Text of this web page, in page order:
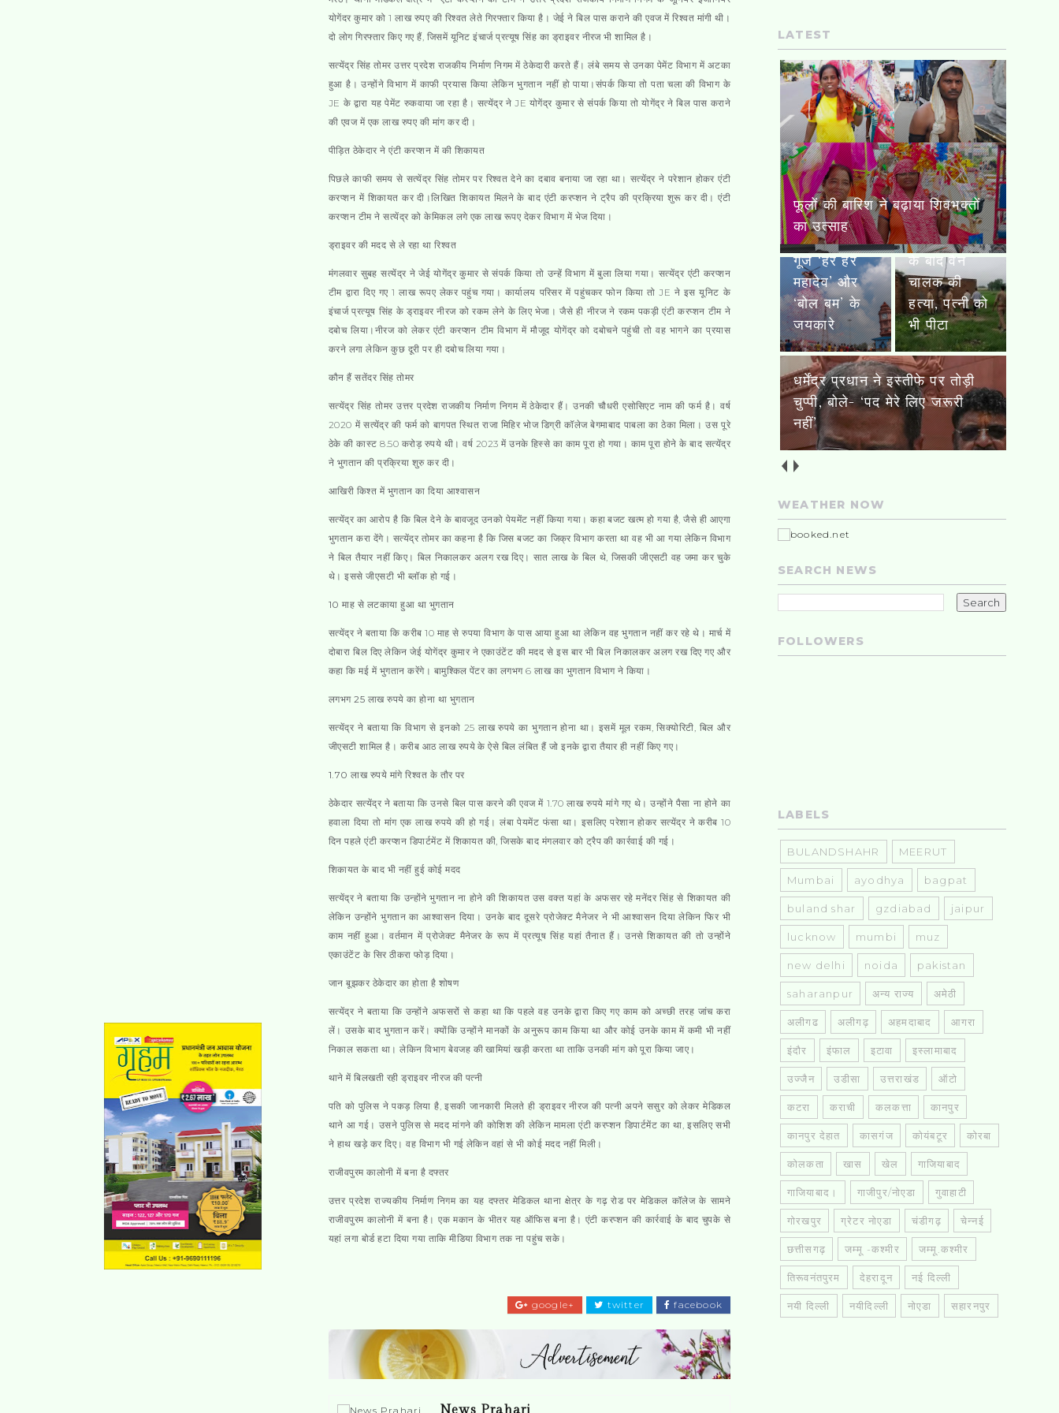
योगेंदर कुमार को 1 लाख रुपए की रिश्वत लेते गिरफ्तार किया है। जेई ने बिल पास कराने की एवज में रिश्वत मांगी थी।
दो लोग गिरफ्तार किए गए हैं, जिसमें यूनिट इंचार्ज प्रत्यूष सिंह का ड्राइवर नीरज भी शामिल है।
सत्येंद्र सिंह तोमर उत्तर प्रदेश राजकीय निर्माण निगम में ठेकेदारी करते हैं। लंबे समय से उनका पेमेंट विभाग में अटका
हुआ है। उन्होंने विभाग में काफी प्रयास किया लेकिन भुगतान नहीं हो पाया।संपर्क किया तो पता चला की विभाग के
JE के द्वारा यह पेमेंट रुकवाया जा रहा है। सत्येंद्र ने JE योगेंद्र कुमार से संपर्क किया तो योगेंद्र ने बिल पास कराने
की एवज में एक लाख रुपए की मांग कर दी।
पीड़ित ठेकेदार ने एंटी करप्शन में की शिकायत
पिछले काफी समय से सत्येंद्र सिंह तोमर पर रिश्वत देने का दबाव बनाया जा रहा था। सत्येंद्र ने परेशान होकर एंटी
करप्शन में शिकायत कर दी।लिखित शिकायत मिलने के बाद एंटी करप्शन ने ट्रैप की प्रक्रिया शुरू कर दी। एंटी
करप्शन टीम ने सत्येंद्र को केमिकल लगे एक लाख रूपए देकर विभाग में भेज दिया।
ड्राइवर की मदद से ले रहा था रिश्वत
मंगलवार सुबह सत्येंद्र ने जेई योगेंद्र कुमार से संपर्क किया तो उन्हें विभाग में बुला लिया गया। सत्येंद्र एंटी करप्शन
टीम द्वारा दिए गए 1 लाख रूपए लेकर पहुंच गया। कार्यालय परिसर में पहुंचकर फोन किया तो JE ने इस यूनिट के
इंचार्ज प्रत्यूष सिंह के ड्राइवर नीरज को रकम लेने के लिए भेजा। जैसे ही नीरज ने रकम पकड़ी एंटी करप्शन टीम ने
दबोच लिया।नीरज को लेकर एंटी करप्शन टीम विभाग में मौजूद योगेंद्र को दबोचने पहुंची तो वह भागने का प्रयास
करने लगा लेकिन कुछ दूरी पर ही दबोच लिया गया।
कौन हैं सतेंदर सिंह तोमर
सत्येंद्र सिंह तोमर उत्तर प्रदेश राजकीय निर्माण निगम में ठेकेदार हैं। उनकी चौधरी एसोसिएट नाम की फर्म है। वर्ष
2020 में सत्येंद्र की फर्म को बागपत स्थित राजा मिहिर भोज डिग्री कॉलेज बेगमाबाद पाबला का ठेका मिला। उस पूरे
ठेके की कास्ट 8.50 करोड़ रुपये थी। वर्ष 2023 में उनके हिस्से का काम पूरा हो गया। काम पूरा होने के बाद सत्येंद्र
ने भुगतान की प्रक्रिया शुरु कर दी।
आखिरी किश्त में भुगतान का दिया आश्वासन
सत्येंद्र का आरोप है कि बिल देने के बावजूद उनको पेयमेंट नहीं किया गया। कहा बजट खत्म हो गया है, जैसे ही आएगा
भुगतान करा देंगे। सत्येंद्र तोमर का कहना है कि जिस बजट का जिक्र विभाग करता था वह भी आ गया लेकिन विभाग
ने बिल तैयार नहीं किए। बिल निकालकर अलग रख दिए। सात लाख के बिल थे, जिसकी जीएसटी वह जमा कर चुके
थे। इससे जीएसटी भी ब्लॉक हो गई।
10 माह से लटकाया हुआ था भुगतान
सत्येंद्र ने बताया कि करीब 10 माह से रुपया विभाग के पास आया हुआ था लेकिन वह भुगतान नहीं कर रहे थे। मार्च में
दोबारा बिल दिए लेकिन जेई योगेंद्र कुमार ने एकाउंटेंट की मदद से इस बार भी बिल निकालकर अलग रख दिए गए और
कहा कि मई में भुगतान करेंगे। बामुश्किल पेंटर का लगभग 6 लाख का भुगतान विभाग ने किया।
लगभग 25 लाख रुपये का होना था भुगतान
सत्येंद्र ने बताया कि विभाग से इनको 25 लाख रुपये का भुगतान होना था। इसमें मूल रकम, सिक्योरिटी, बिल और
जीएसटी शामिल है। करीब आठ लाख रुपये के ऐसे बिल लंबित हैं जो इनके द्वारा तैयार ही नहीं किए गए।
1.70 लाख रुपये मांगे रिश्वत के तौर पर
ठेकेदार सत्येंद्र ने बताया कि उनसे बिल पास करने की एवज में 1.70 लाख रुपये मांगे गए थे। उन्होंने पैसा ना होने का
हवाला दिया तो मांग एक लाख रुपये की हो गई। लंबा पेयमेंट फंसा था। इसलिए परेशान होकर सत्येंद्र ने करीब 10
दिन पहले एंटी करप्शन डिपार्टमेंट में शिकायत की, जिसके बाद मंगलवार को ट्रैप की कार्रवाई की गई।
शिकायत के बाद भी नहीं हुई कोई मदद
सत्येंद्र ने बताया कि उन्होंने भुगतान ना होने की शिकायत उस वक्त यहां के अफसर रहे मनेंदर सिंह से शिकायत की
लेकिन उन्होंने भुगतान का आश्वासन दिया। उनके बाद दूसरे प्रोजेक्ट मैनेजर ने भी आश्वासन दिया लेकिन फिर भी
काम नहीं हुआ। वर्तमान में प्रोजेक्ट मैनेजर के रूप में प्रत्यूष सिंह यहां तैनात हैं। उनसे शिकायत की तो उन्होंने
एकाउंटेंट के सिर ठीकरा फोड़ दिया।
जान बूझकर ठेकेदार का होता है शोषण
सत्येंद्र ने बताया कि उन्होंने अफसरों से कहा था कि पहले वह उनके द्वारा किए गए काम को अच्छी तरह जांच करा
लें। उसके बाद भुगतान करें। क्योंकि उन्होंने मानकों के अनुरूप काम किया था और कोई उनके काम में कमी भी नहीं
निकाल सकता था। लेकिन विभाग बेवजह की खामियां खड़ी करता था ताकि उनकी मांग को पूरा किया जाए।
थाने में बिलखती रही ड्राइवर नीरज की पत्नी
पति को पुलिस ने पकड़ लिया है, इसकी जानकारी मिलते ही ड्राइवर नीरज की पत्नी अपने ससुर को लेकर मेडिकल
थाने आ गई। उसने पुलिस से मदद मांगने की कोशिश की लेकिन मामला एंटी करप्शन डिपार्टमेंट का था, इसलिए सभी
ने हाथ खड़े कर दिए। वह विभाग भी गई लेकिन वहां से भी कोई मदद नहीं मिली।
राजीवपुरम कालोनी में बना है दफ्तर
उत्तर प्रदेश राज्यकीय निर्माण निगम का यह दफ्तर मेडिकल थाना क्षेत्र के गढ़ रोड पर मेडिकल कॉलेज के सामने
राजीवपुरम कालोनी में बना है। एक मकान के भीतर यह ऑफिस बना है। एंटी करप्शन की कार्रवाई के बाद चुपके से
यहां लगा बोर्ड हटा दिया गया ताकि मीडिया विभाग तक ना पहुंच सके।
facebook
twitter
google+
LATEST
कांवड़ियों पर हेलीकॉप्टर से हुई पुष्प
वर्षा, गूंजे ‘हर हर महादेव’ और ‘बोल
बम’ के जयकारे
कानपुर में लूट
के बाद वैन
चालक की
हत्या, पत्नी को
भी पीटा
धर्मेंद्र प्रधान
ने इस्तीफे पर
तोड़ी चुप्पी,
बोले- ‘पद मेरे
लिए जरूरी
नहीं’
ट्रक से भिड़ी वोल्वो बस, पुल से
नीचे गिरे दोनों वाहन
WEATHER NOW
SEARCH NEWS
FOLLOWERS
LABELS
BULANDSHAHR MEERUT
Mumbai ayodhya bagpat
buland shar gzdiabad jaipur
lucknow mumbi muz
new delhi noida pakistan
saharanpur अन्य राज्य अमेठी
अलीगढ अलीगढ़ अहमदाबाद आगरा
इंदौर इंफाल इटावा इस्लामाबाद
उज्जैन उडीसा उत्तराखंड ऑटो
कटरा कराची कलकत्ता कानपुर
कानपुर देहात कासगंज कोयंबटूर कोरबा
कोलकता खास खेल गाजियाबाद
गाजियाबाद। गाजीपुर/नोएडा गुवाहाटी
गोरखपुर ग्रेटर नोएडा चंडीगढ़ चेन्नई
छत्तीसगढ़ जम्मू -कश्मीर जम्मू.कश्मीर
तिरूवनंतपुरम देहरादून नई दिल्ली
नयी दिल्ली नयीदिल्ली नोएडा सहारनपुर